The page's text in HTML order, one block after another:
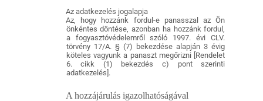
Az adatkezelés jogalapja
Az, hogy hozzánk fordul-e panasszal az Ön
önkéntes döntése, azonban ha hozzánk fordul,
a fogyasztóvédelemről szóló 1997. évi CLV.
törvény 17/A. § (7) bekezdése alapján 3 évig
köteles vagyunk a panaszt megőrizni [Rendelet
6. cikk (1) bekezdés c) pont szerinti
adatkezelés].
A hozzájárulás igazolhatóságával